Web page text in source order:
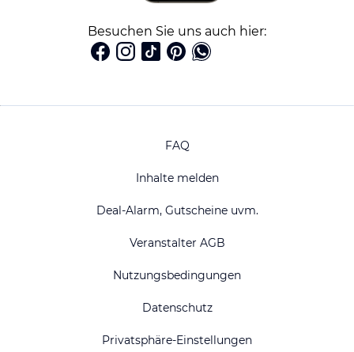
Besuchen Sie uns auch hier:
FAQ
Inhalte melden
Deal-Alarm, Gutscheine uvm.
Veranstalter AGB
Nutzungsbedingungen
Datenschutz
Privatsphäre-Einstellungen